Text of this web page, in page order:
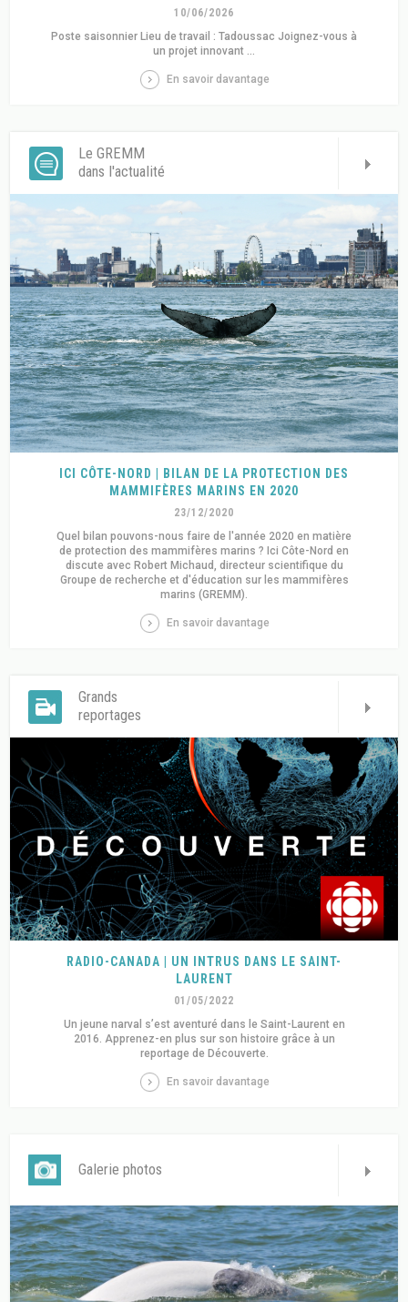
10/06/2026
Poste saisonnier Lieu de travail : Tadoussac Joignez-vous à
un projet innovant ...
En savoir davantage
Le GREMM
dans l'actualité
ICI CÔTE-NORD | BILAN DE LA PROTECTION DES
MAMMIFÈRES MARINS EN 2020
23/12/2020
Quel bilan pouvons-nous faire de l'année 2020 en matière
de protection des mammifères marins ? Ici Côte-Nord en
discute avec Robert Michaud, directeur scientifique du
Groupe de recherche et d'éducation sur les mammifères
marins (GREMM).
En savoir davantage
Grands
reportages
RADIO-CANADA | UN INTRUS DANS LE SAINT-
LAURENT
01/05/2022
Un jeune narval s’est aventuré dans le Saint-Laurent en
2016. Apprenez-en plus sur son histoire grâce à un
reportage de Découverte.
En savoir davantage
Galerie photos